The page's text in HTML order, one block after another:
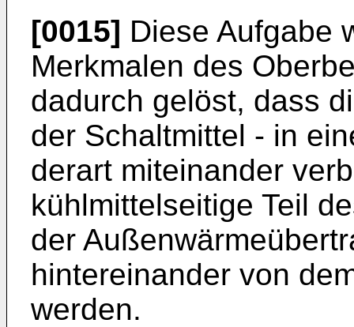
[0015] Diese Aufgabe
Merkmalen des
dadurch gelöst, dass
der Schaltmittel - in
derart miteinander
kühlmittelseitige Teil
der
hintereinander von
werden.